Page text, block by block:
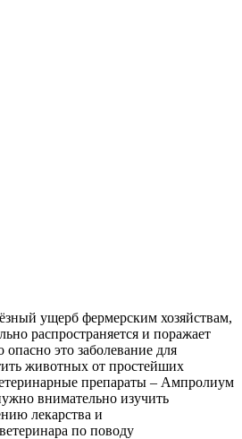
ущерб фермерским хозяйствам,
распространяется и поражает
это заболевание для
животных от простейших
препараты – Ампролиум
внимательно изучить
лекарства и
по поводу